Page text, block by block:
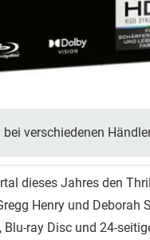
verschiedenen
dieses Jahres den
Henry und Deborah
ray Disc und 24-